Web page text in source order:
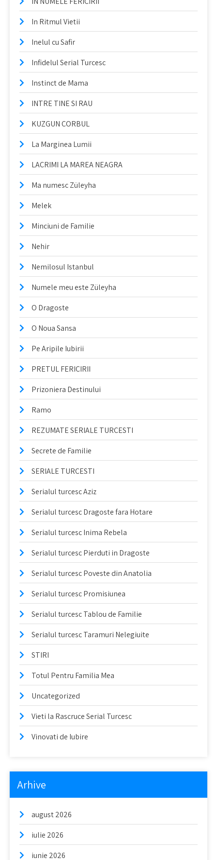
In Ritmul Vietii
Inelul cu Safir
Infidelul Serial Turcesc
Instinct de Mama
INTRE TINE SI RAU
KUZGUN CORBUL
La Marginea Lumii
LACRIMI LA MAREA NEAGRA
Ma numesc Züleyha
Melek
Minciuni de Familie
Nehir
Nemilosul Istanbul
Numele meu este Züleyha
O Dragoste
O Noua Sansa
Pe Aripile Iubirii
PRETUL FERICIRII
Prizoniera Destinului
Ramo
REZUMATE SERIALE TURCESTI
Secrete de Familie
SERIALE TURCESTI
Serialul turcesc Aziz
Serialul turcesc Dragoste fara Hotare
Serialul turcesc Inima Rebela
Serialul turcesc Pierduti in Dragoste
Serialul turcesc Poveste din Anatolia
Serialul turcesc Promisiunea
Serialul turcesc Tablou de Familie
Serialul turcesc Taramuri Nelegiuite
STIRI
Totul Pentru Familia Mea
Uncategorized
Vieti la Rascruce Serial Turcesc
Vinovati de Iubire
Arhive
august 2026
iulie 2026
iunie 2026